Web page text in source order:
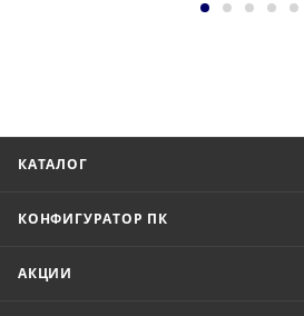
КАТАЛОГ
КОНФИГУРАТОР ПК
АКЦИИ